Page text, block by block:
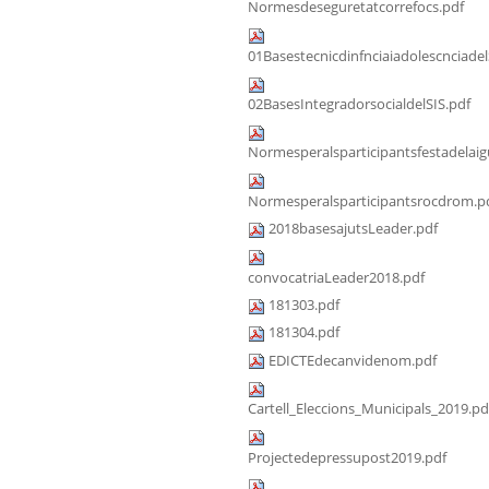
Normesdeseguretatcorrefocs.pdf
02BasesIntegradorsocialdelSIS.pdf
2018basesajutsLeader.pdf
convocatriaLeader2018.pdf
181303.pdf
181304.pdf
EDICTEdecanvidenom.pdf
Projectedepressupost2019.pdf